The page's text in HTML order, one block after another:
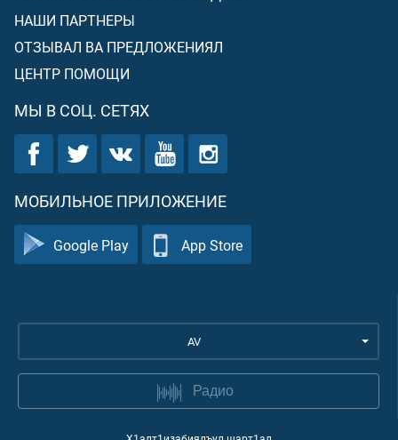
НАШИ ПАРТНЕРЫ
ОТЗЫВАЛ ВА ПРЕДЛОЖЕНИЯЛ
ЦЕНТР ПОМОЩИ
МЫ В СОЦ. СЕТЯХ
МОБИЛЬНОЕ ПРИЛОЖЕНИЕ
Google Play App Store
AV
Радио